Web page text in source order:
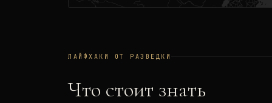
ЛАЙФХАКИ ОТ РАЗВЕДКИ
Что стоит знать